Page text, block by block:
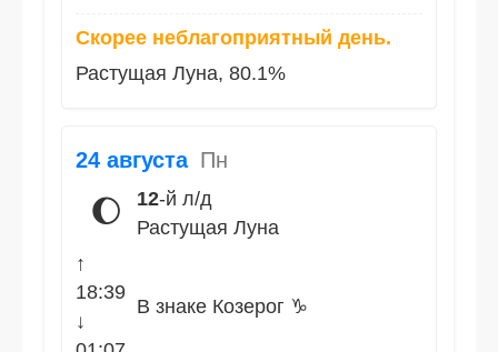
Скорее неблагоприятный день.
Растущая Луна, 80.1%
24 августа Пн
🌔 12-й л/д
Растущая Луна
↑
18:39
↓
В знаке Козерог ♑